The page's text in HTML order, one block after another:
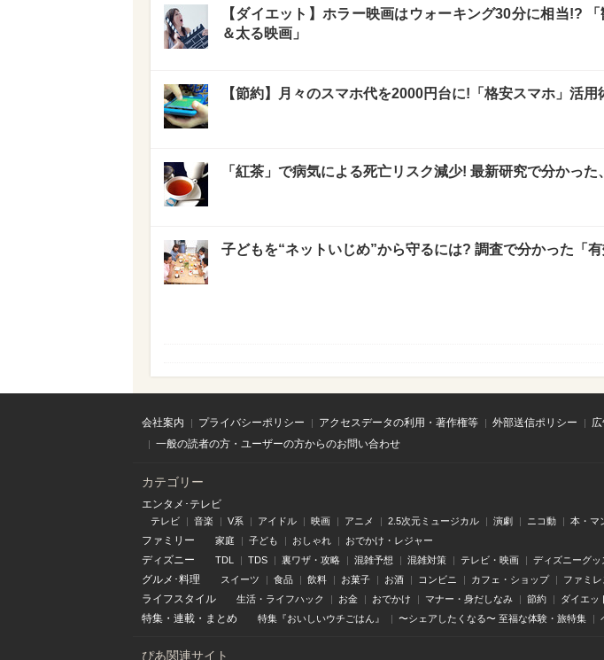
【ダイエット】ホラー映画はウォーキング30分に相当!?
＆太る映画」
【節約】月々のスマホ代を2000円台に!「格安スマホ」活用
「紅茶」で病気による死亡リスク減少! 最新研究で分かっ
子どもを“ネットいじめ”から守るには? 調査で分かった「有
会社案内 プライバシーポリシー アクセスデータの利用・著作権等 外部送信ポリシー
一般の読者の方・ユーザーの方からのお問い合わせ
カテゴリー
エンタメ･テレビ
テレビ 音楽 V系 アイドル 映画 アニメ 2.5次元ミュージカル 演劇 ニコ動 本・マ
ファミリー 家庭 子ども おしゃれ おでかけ・レジャー
ディズニー TDL TDS 裏ワザ・攻略 混雑予想 混雑対策 テレビ・映画 ディズニーグッ
グルメ･料理 スイーツ 食品 飲料 お菓子 お酒 コンビニ カフェ・ショップ ファミレ
ライフスタイル 生活・ライフハック お金 おでかけ マナー・身だしなみ 節約 ダイエッ
特集 ・ 連載 ・ まとめ 特集『おいしいウチごはん』 〜シェアしたくなる〜 至福な体験・旅特集
ぴあ関連サイト